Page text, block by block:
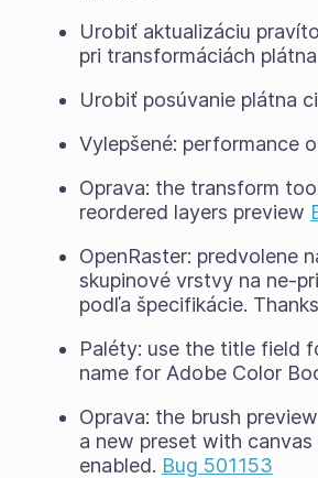
Urobiť aktualizáciu
pri transformáciách plátna
Urobiť posúvanie plátna
Vylepšené: performance
Oprava: the transform
reordered layers preview
OpenRaster: predvolene
skupinové vrstvy na ne-
podľa špecifikácie.
Paléty: use the title field
name for Adobe Color
Oprava: the brush
a new preset with canvas
enabled. Bug 501153